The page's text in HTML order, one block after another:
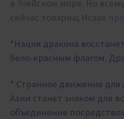
в Эгейском море. Но
сейчас товарищ Исаак
*Нация дракона
бело-красным флагом.
* Странное движение
Азии станет знаком для
объединение